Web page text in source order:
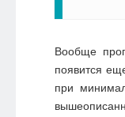
Вообще
появится
при